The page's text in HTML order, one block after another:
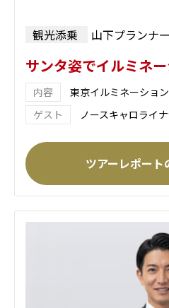
観光添乗 山下プランナー
サンタ姿でイルミネ
東京イルミネーショ
ノースキャロライ
ツアーレポート